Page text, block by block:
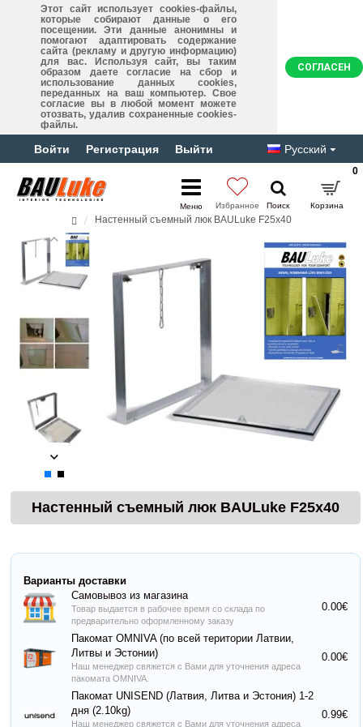
Этот сайт использует cookies-файлы,
которые собирают данные о его
посещении. Эти данные анонимны и
помогают адаптировать содержание
сайта (рекламу и другую информацию)
для вас. Используя сайт, вы таким
образом даете согласие на сбор и
использование данных cookies,
переданных на ваш компьютер. Свое
согласие вы в любой момент можете
отозвать, удалив сохраненные cookies-
файлы.
СОГЛАСЕН
Войти Регистрация Выйти Русский
0
Настенный съемный люк BAULuke F25x40
Настенный съемный люк BAULuke F25x40
Варианты доставки
Самовывоз из магазина
Товар выдается в рабочее время со склада по
предварительно оформленному заказу
0.00€
Пакомат OMNIVA (по всей територии Латвии,
Литвы и Эстонии)
Наш менеджер свяжется с Вами для уточнения адреса
пакомата OMNIVA.
0.00€
Пакомат UNISEND (Латвия, Литва и Эстония) 1-2
дня (2.10kg)
Наш менеджер свяжется с Вами для уточнения адреса
0.99€